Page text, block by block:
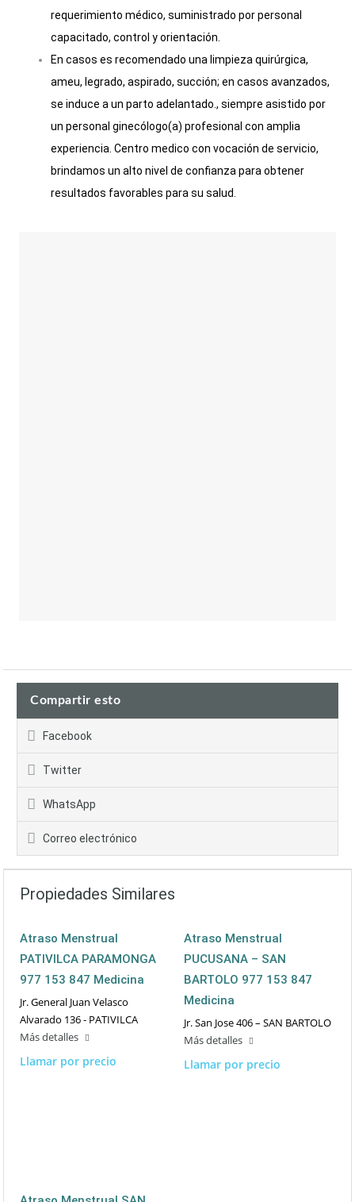
requerimiento médico, suministrado por personal
capacitado, control y orientación.
En casos es recomendado una limpieza quirúrgica,
ameu, legrado, aspirado, succión; en casos avanzados,
se induce a un parto adelantado., siempre asistido por
un personal ginecólogo(a) profesional con amplia
experiencia. Centro medico con vocación de servicio,
brindamos un alto nivel de confianza para obtener
resultados favorables para su salud.
Compartir esto
Facebook
Twitter
WhatsApp
Correo electrónico
Propiedades Similares
Atraso Menstrual
PATIVILCA PARAMONGA
977 153 847 Medicina
Jr. General Juan Velasco
Alvarado 136 - PATIVILCA
Más detalles
Llamar por precio
Atraso Menstrual
PUCUSANA – SAN
BARTOLO 977 153 847
Medicina
Jr. San Jose 406 – SAN BARTOLO
Más detalles
Llamar por precio